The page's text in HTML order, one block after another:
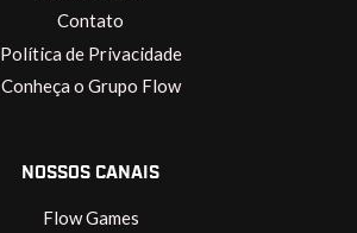
Contato
Política de Privacidade
Conheça o Grupo Flow
NOSSOS CANAIS
Flow Games